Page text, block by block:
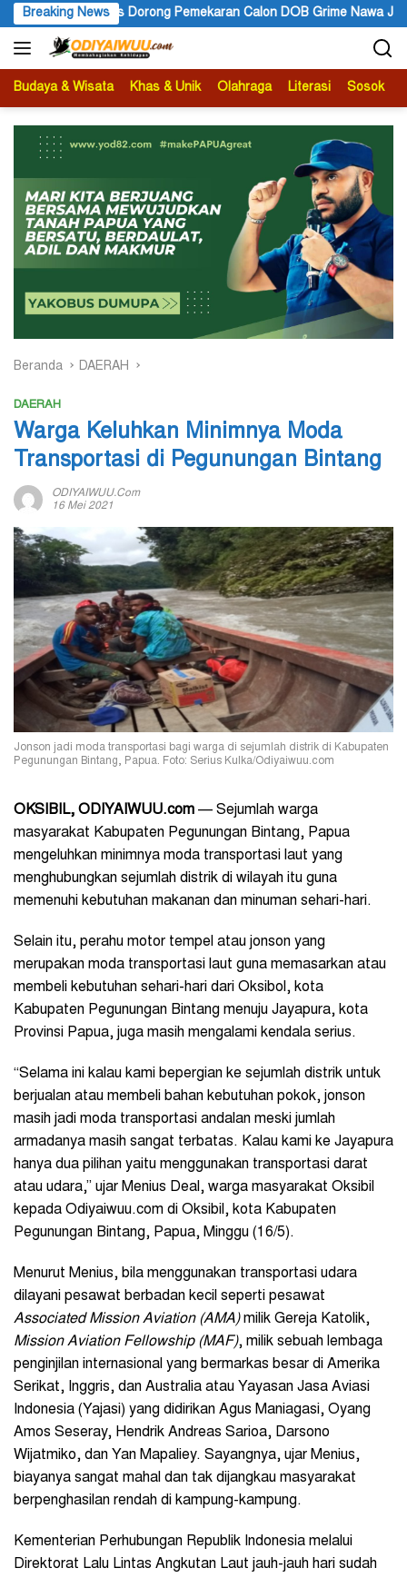
Langsung
ke
konten
Breaking News
Pemekaran Calon DOB Grime Nawa Jadi Kabupaten Definitif
Budaya & Wisata Khas & Unik Olahraga Literasi Sosok
Beranda DAERAH
DAERAH
Warga Keluhkan Minimnya Moda
Transportasi di Pegunungan Bintang
ODIYAIWUU.com
16 Mei 2021
Jonson jadi moda transportasi bagi warga di sejumlah distrik di Kabupaten
Pegunungan Bintang, Papua. Foto: Serius Kulka/Odiyaiwuu.com
OKSIBIL, ODIYAIWUU.com — Sejumlah warga
masyarakat Kabupaten Pegunungan Bintang, Papua
mengeluhkan minimnya moda transportasi laut yang
menghubungkan sejumlah distrik di wilayah itu guna
memenuhi kebutuhan makanan dan minuman sehari-hari.
Selain itu, perahu motor tempel atau jonson yang
merupakan moda transportasi laut guna memasarkan atau
membeli kebutuhan sehari-hari dari Oksibol, kota
Kabupaten Pegunungan Bintang menuju Jayapura, kota
Provinsi Papua, juga masih mengalami kendala serius.
“Selama ini kalau kami bepergian ke sejumlah distrik untuk
berjualan atau membeli bahan kebutuhan pokok, jonson
masih jadi moda transportasi andalan meski jumlah
armadanya masih sangat terbatas. Kalau kami ke Jayapura
hanya dua pilihan yaitu menggunakan transportasi darat
atau udara,” ujar Menius Deal, warga masyarakat Oksibil
kepada Odiyaiwuu.com di Oksibil, kota Kabupaten
Pegunungan Bintang, Papua, Minggu (16/5).
Menurut Menius, bila menggunakan transportasi udara
dilayani pesawat berbadan kecil seperti pesawat
Associated Mission Aviation (AMA)milik Gereja Katolik,
Mission Aviation Fellowship (MAF), milik sebuah lembaga
penginjilan internasional yang bermarkas besar di Amerika
Serikat, Inggris, dan Australia atau Yayasan Jasa Aviasi
Indonesia (Yajasi) yang didirikan Agus Maniagasi, Oyang
Amos Seseray, Hendrik Andreas Sarioa, Darsono
Wijatmiko, dan Yan Mapaliey. Sayangnya, ujar Menius,
biayanya sangat mahal dan tak dijangkau masyarakat
berpenghasilan rendah di kampung-kampung.
Kementerian Perhubungan Republik Indonesia melalui
Direktorat Lalu Lintas Angkutan Laut jauh-jauh hari sudah